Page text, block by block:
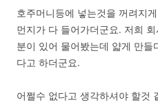
호주머니등에 넣는것을 꺼려지
먼지가 다 들어가더군요. 저희
분이 있어 물어봤는데 얇게 만
다고 하더군요.
어쩔수 없다고 생각하셔야 할것